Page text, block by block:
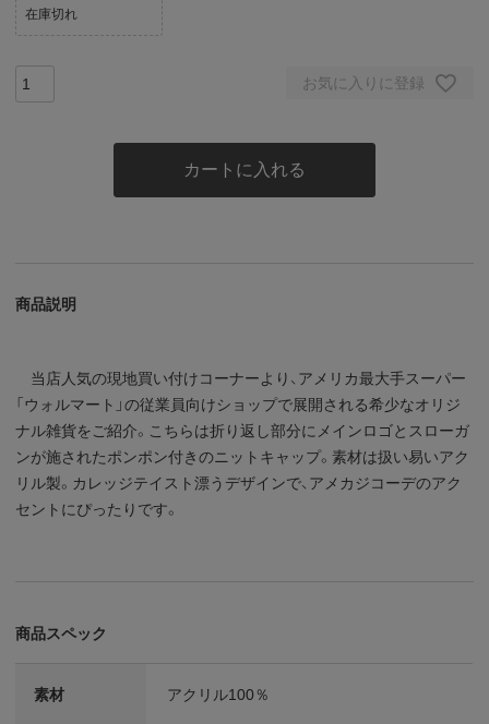
在庫切れ
お気に入りに登録
カートに入れる
商品説明
当店人気の現地買い付けコーナーより、アメリカ最大手スーパー
「ウォルマート」の従業員向けショップで展開される希少なオリジ
ナル雑貨をご紹介。こちらは折り返し部分にメインロゴとスローガ
ンが施されたポンポン付きのニットキャップ。素材は扱い易いアク
リル製。カレッジテイスト漂うデザインで、アメカジコーデのアク
セントにぴったりです。
商品スペック
素材 アクリル100％